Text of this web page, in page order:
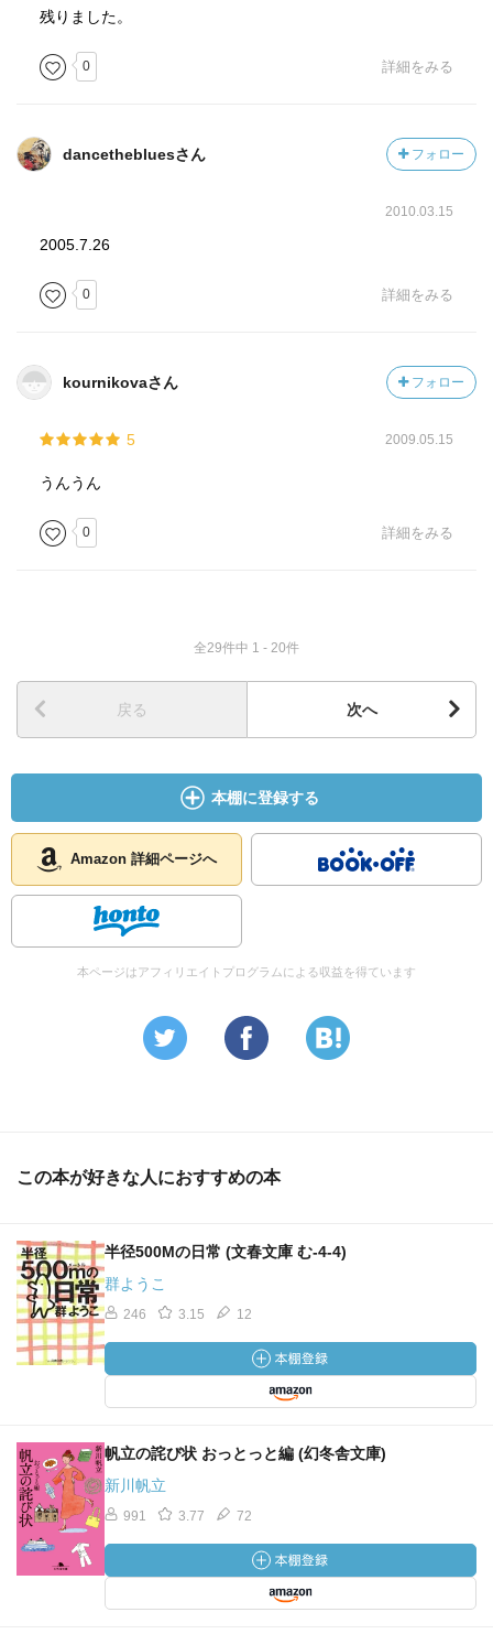
少年
タイとイスラエルで出会った、２人の少年の思い出。
丁半
賭け事が嫌いでなかった父と、いっさい手を出さなかっ
女にとって、特に昔の女にとっては 賭け事などに手を出
さずとも
日々 買い物や家事、子育てで 小さなサイコロを振り続
マリリン・モンロー
新国劇の殺陣を見た事がないのが残念。
かないの、と怒られた事があった。家の外で見る家族は、
ご飯を食べる時の「いただきます」という挨拶。私も当
然の挨拶と思っているが、昨今は「いただきます」も「ご
ちそうさま」も無い家庭が多いらしい。なんと寒々しい家
族だろう。
勤め人を著者は小判イタダキ、すなわち小判鮫に例え
かせてもくれない会社が増えているようだ。今なら向田邦
大和撫子女郎花。女郎花って、どんな花か、今ネットで
警視総監賞
痴漢を捕まえて警視総監賞を貰えるはずだったのが、父
の猛反対で取りやめになり、それと以来賞と名のつくもの
に縁がなくなっていたが、３０年ぶりにいただいた賞が直
木賞だった、という話。
Ａを見たくて出かけたのに、Ｂを見て帰ってくる とい
う話
海水浴に行って豚小屋を眺めてきた話。
プレスリーを見に行ってバーブラ・ストライサンドを見
た話。
ゴヤを見にスペインに行って、「この作品は今日本で
残りました。
0 詳細をみる
dancethebluesさん フォロー
2010.03.15
2005.7.26
0 詳細をみる
kournikovaさん フォロー
5 2009.05.15
うんうん
0 詳細をみる
全29件中 1 - 20件
戻る 次へ
本棚に登録する
Amazon 詳細ページへ
本ページはアフィリエイトプログラムによる収益を得ています
この本が好きな人におすすめの本
半径500Mの日常 (文春文庫 む-4-4)
群ようこ
246 3.15 12
帆立の詫び状 おっとっと編 (幻冬舎文庫)
新川帆立
991 3.77 72